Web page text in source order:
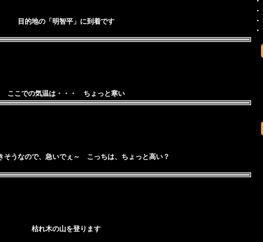
目的地の「明智平」に到着です
ここでの気温は・・・ ちょっと寒い
そうなので、急いでぇ～ こっちは、ちょっと高い？
枯れ木の山を登ります